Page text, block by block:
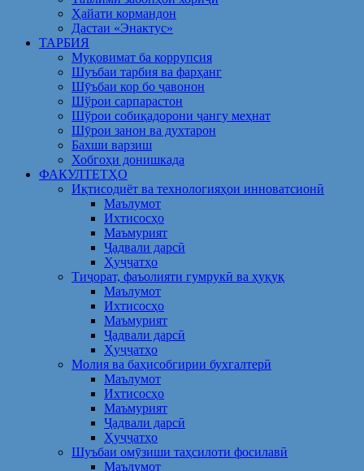
Ҳайати кормандон
Дастаи «Энактус»
ТАРБИЯ
Муқовимат ба коррупсия
Шуъбаи тарбия ва фарҳанг
Шӯъбаи кор бо ҷавонон
Шўрои сарпарастон
Шўрои собиқадорони ҷангу меҳнат
Шӯрои занон ва духтарон
Бахши варзиш
Хобгоҳи донишкада
ФАКУЛТЕТҲО
Иқтисодиёт ва технологияҳои инноватсионӣ
Маълумот
Ихтисосҳо
Маъмурият
Ҷадвали дарсӣ
Ҳуҷҷатҳо
Тиҷорат, фаъолияти гумрукӣ ва ҳуқуқ
Маълумот
Ихтисосҳо
Маъмурият
Ҷадвали дарсӣ
Ҳуҷҷатҳо
Молия ва баҳисобгирии бухгалтерӣ
Маълумот
Ихтисосҳо
Маъмурият
Ҷадвали дарсӣ
Ҳуҷҷатҳо
Шуъбаи омӯзиши таҳсилоти фосилавӣ
Маълумот